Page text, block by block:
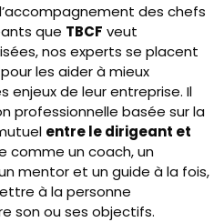
des chefs
que TBCF veut
nos experts se placent
les aider à mieux
enjeux de leur entreprise. Il
professionnelle basée sur la
entre le dirigeant et
comme un coach, un
mentor et un guide à la fois,
à la personne
son ou ses objectifs.